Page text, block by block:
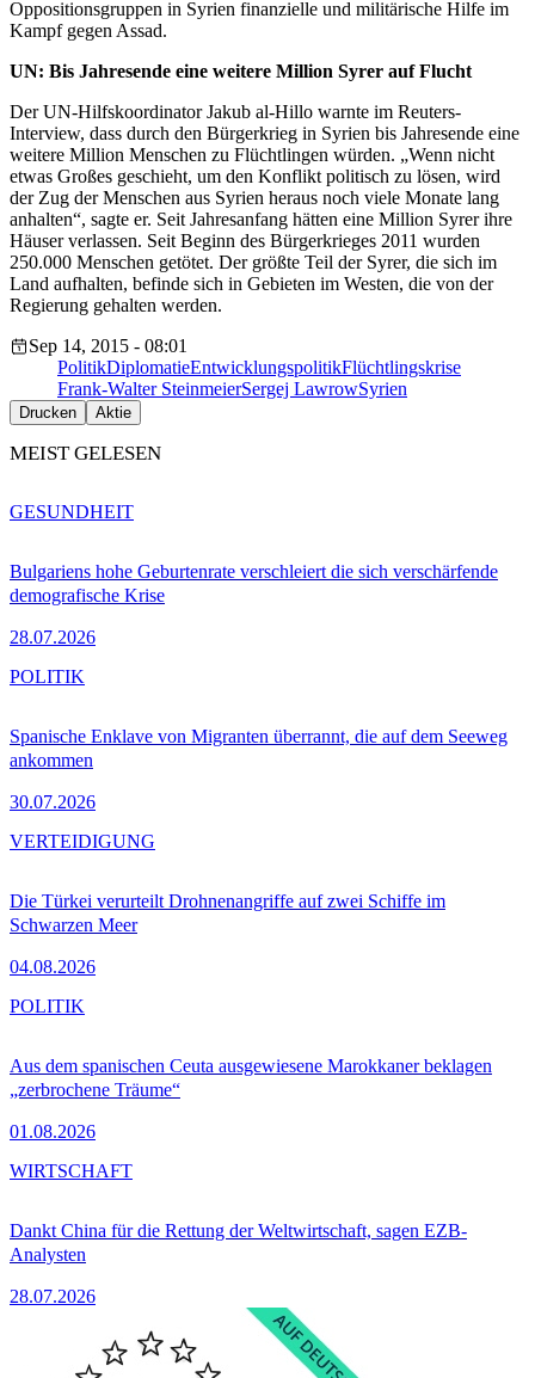
Oppositionsgruppen in Syrien finanzielle und militärische Hilfe im
Kampf gegen Assad.
UN: Bis Jahresende eine weitere Million Syrer auf Flucht
Der UN-Hilfskoordinator Jakub al-Hillo warnte im Reuters-
Interview, dass durch den Bürgerkrieg in Syrien bis Jahresende eine
weitere Million Menschen zu Flüchtlingen würden. „Wenn nicht
etwas Großes geschieht, um den Konflikt politisch zu lösen, wird
der Zug der Menschen aus Syrien heraus noch viele Monate lang
anhalten“, sagte er. Seit Jahresanfang hätten eine Million Syrer ihre
Häuser verlassen. Seit Beginn des Bürgerkrieges 2011 wurden
250.000 Menschen getötet. Der größte Teil der Syrer, die sich im
Land aufhalten, befinde sich in Gebieten im Westen, die von der
Regierung gehalten werden.
Sep 14, 2015 - 08:01
PolitikDiplomatieEntwicklungspolitikFlüchtlingskrise
Frank-Walter SteinmeierSergej LawrowSyrien
Drucken Aktie
MEIST GELESEN
Bulgariens hohe Geburtenrate verschleiert die sich verschärfende
demografische Krise
28.07.2026
GESUNDHEIT
Spanische Enklave von Migranten überrannt, die auf dem Seeweg
ankommen
30.07.2026
POLITIK
Die Türkei verurteilt Drohnenangriffe auf zwei Schiffe im
Schwarzen Meer
04.08.2026
VERTEIDIGUNG
Aus dem spanischen Ceuta ausgewiesene Marokkaner beklagen
„zerbrochene Träume“
01.08.2026
POLITIK
Dankt China für die Rettung der Weltwirtschaft, sagen EZB-
Analysten
28.07.2026
WIRTSCHAFT